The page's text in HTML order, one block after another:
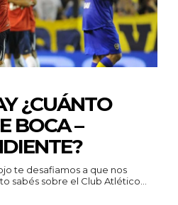
¿CUÁNTO
BOCA –
te desafiamos a que nos
sabés sobre el Club Atlético...